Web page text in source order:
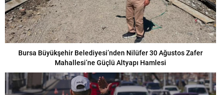
Bursa Büyükşehir Belediyesi’nden Nilüfer 30 Ağustos Zafer
Mahallesi’ne Güçlü Altyapı Hamlesi